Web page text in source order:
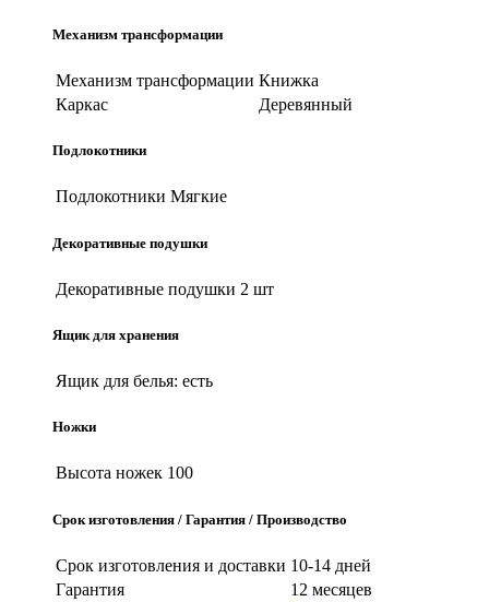
Механизм трансформации
Механизм трансформации Книжка
Каркас
Деревянный
Подлокотники
Подлокотники Мягкие
Декоративные подушки
Декоративные подушки 2 шт
Ящик для хранения
Ящик для белья: есть
Ножки
Высота ножек 100
Срок изготовления / Гарантия / Производство
Срок изготовления и доставки 10-14 дней
Гарантия
12 месяцев